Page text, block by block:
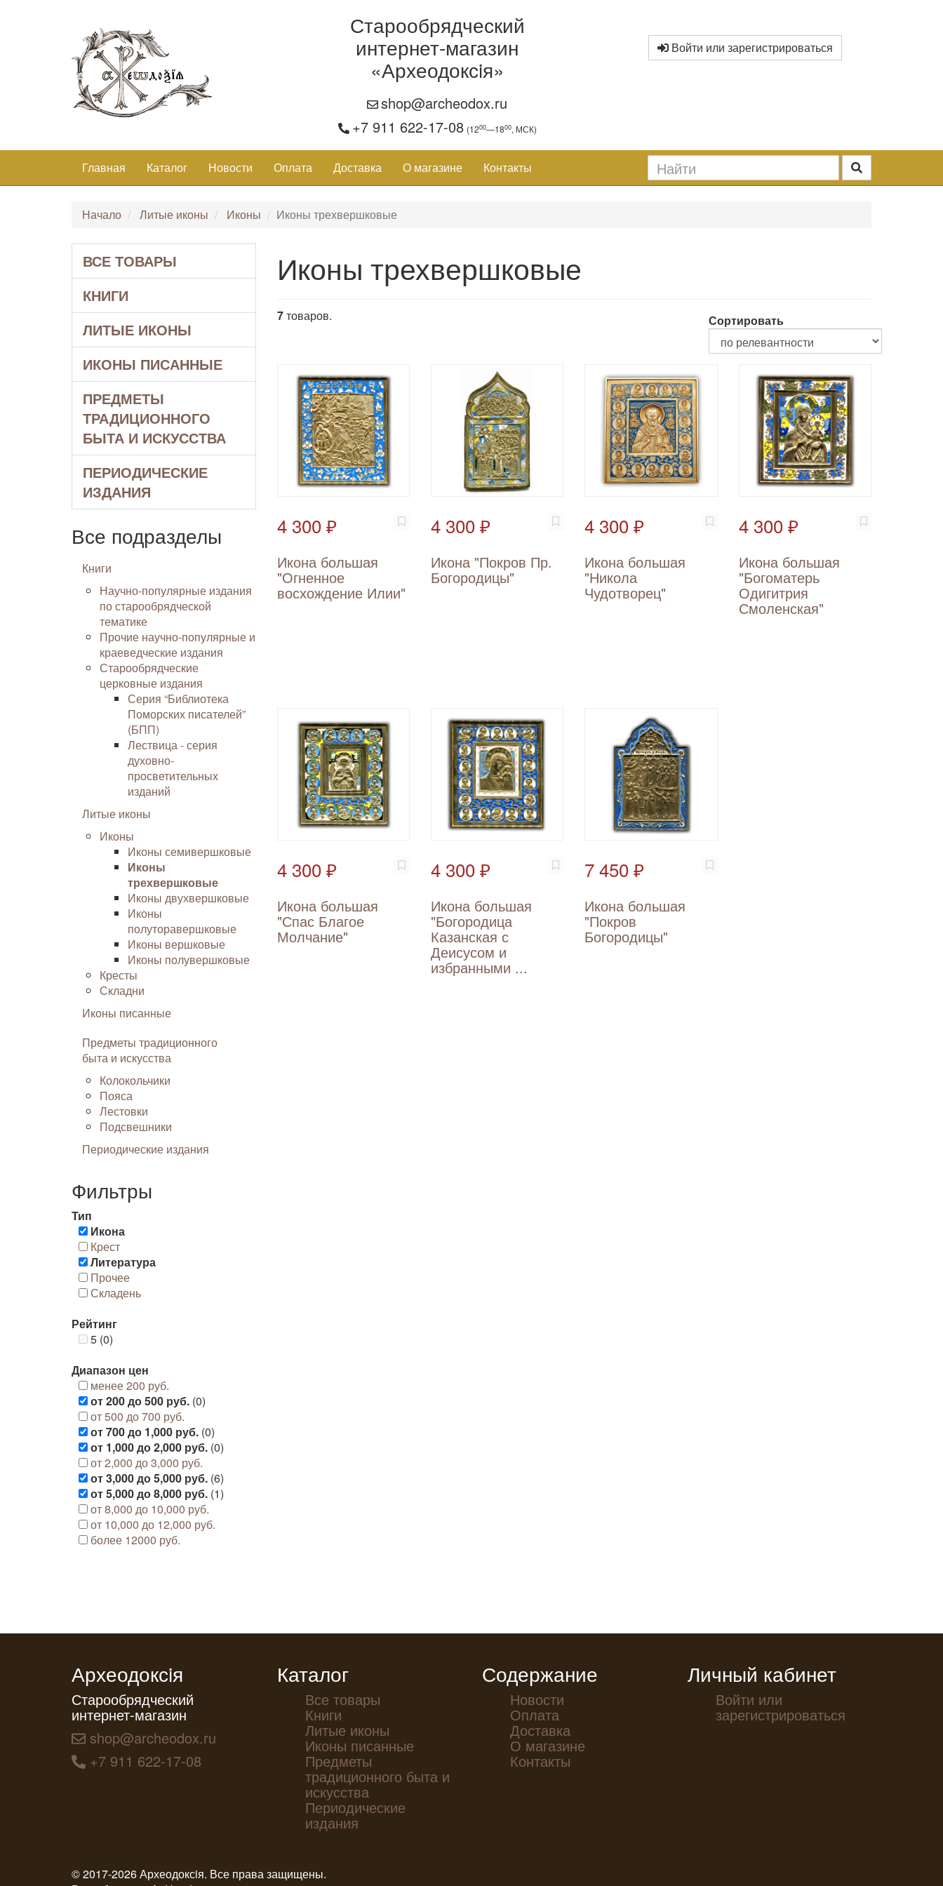
Старообрядческий
интернет-магазин
«Археодоксiя»
shop@archeodox.ru
+7 911 622-17-08 (1200—1800, МСК)
Войти или зарегистрироваться
Главная Каталог Новости Оплата Доставка О магазине Контакты
Начало Литые иконы Иконы Иконы трехвершковые
ВСЕ ТОВАРЫ
КНИГИ
ЛИТЫЕ ИКОНЫ
ИКОНЫ ПИСАННЫЕ
ПРЕДМЕТЫ
ТРАДИЦИОННОГО
БЫТА И ИСКУССТВА
ПЕРИОДИЧЕСКИЕ
ИЗДАНИЯ
Все подразделы
Книги
Научно-популярные издания
по старообрядческой
тематике
Прочие научно-популярные и
краеведческие издания
Старообрядческие
церковные издания
Серия “Библиотека
Поморских писателей”
(БПП)
Лествица - серия
духовно-
просветительных
изданий
Литые иконы
Иконы
Иконы семивершковые
Иконы
трехвершковые
Иконы двухвершковые
Иконы
полуторавершковые
Иконы вершковые
Иконы полувершковые
Кресты
Складни
Иконы писанные
Предметы традиционного
быта и искусства
Колокольчики
Пояса
Лестовки
Подсвешники
Периодические издания
Фильтры
Тип
Икона
Крест
Литература
Прочее
Складень
Рейтинг
5 (0)
Диапазон цен
менее 200 руб.
от 200 до 500 руб. (0)
от 500 до 700 руб.
от 700 до 1,000 руб. (0)
от 1,000 до 2,000 руб. (0)
от 2,000 до 3,000 руб.
от 3,000 до 5,000 руб. (6)
от 5,000 до 8,000 руб. (1)
от 8,000 до 10,000 руб.
от 10,000 до 12,000 руб.
более 12000 руб.
Иконы трехвершковые
7товаров. Сортировать
4 300 ₽
Икона большая
"Огненное
восхождение Илии"
4 300 ₽
Икона "Покров Пр.
Богородицы"
4 300 ₽
Икона большая
"Никола
Чудотворец"
4 300 ₽
Икона большая
"Богоматерь
Одигитрия
Смоленская"
4 300 ₽
Икона большая
"Спас Благое
Молчание"
4 300 ₽
Икона большая
"Богородица
Казанская с
Деисусом и
избранными ...
7 450 ₽
Икона большая
"Покров
Богородицы"
Археодоксiя
Старообрядческий
интернет-магазин
shop@archeodox.ru
+7 911 622-17-08
Каталог
Все товары
Книги
Литые иконы
Иконы писанные
Предметы
традиционного быта и
искусства
Периодические
издания
Содержание
Новости
Оплата
Доставка
О магазине
Контакты
Личный кабинет
Войти или
зарегистрироваться
© 2017-2026 Археодоксiя. Все права защищены.